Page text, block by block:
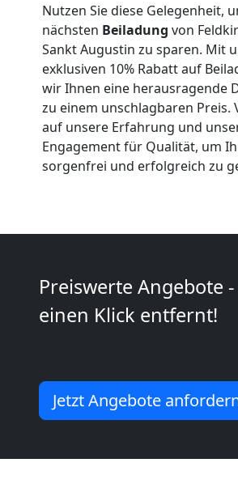
Nutzen Sie diese Gelegenheit,
nächsten Beiladung von
Sankt Augustin zu sparen. Mit
exklusiven 10% Rabatt auf
wir Ihnen eine herausragende
zu einem unschlagbaren Preis.
auf unsere Erfahrung und
Engagement für Qualität, um
sorgenfrei und erfolgreich zu
Preiswerte Angebote
einen Klick entfernt!
Jetzt Angebote
Vereinsumzug
Feldkirch
Anfrage
Möbeltransport
National
Möbeltransport
International
Beiladung
National